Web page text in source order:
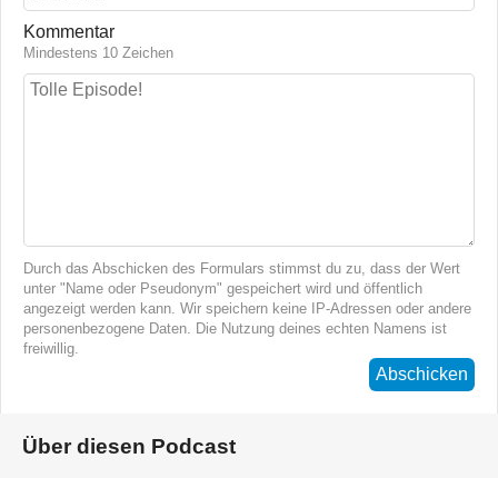
Kommentar
Mindestens 10 Zeichen
Durch das Abschicken des Formulars stimmst du zu, dass der Wert
unter "Name oder Pseudonym" gespeichert wird und öffentlich
angezeigt werden kann. Wir speichern keine IP-Adressen oder andere
personenbezogene Daten. Die Nutzung deines echten Namens ist
freiwillig.
Abschicken
Über diesen Podcast